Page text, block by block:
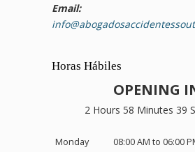
Email:
Horas Hábiles
OPENING
2 Hours 58 Minutes 39
Monday 08:00 AM to 06:00